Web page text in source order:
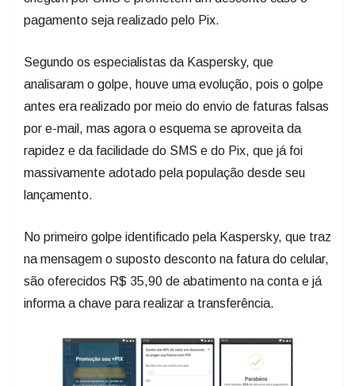
pagamento seja realizado pelo Pix.
Segundo os especialistas da Kaspersky, que
analisaram o golpe, houve uma evolução, pois o golpe
antes era realizado por meio do envio de faturas falsas
por e-mail, mas agora o esquema se aproveita da
rapidez e da facilidade do SMS e do Pix, que já foi
massivamente adotado pela população desde seu
lançamento.
No primeiro golpe identificado pela Kaspersky, que traz
na mensagem o suposto desconto na fatura do celular,
são oferecidos R$ 35,90 de abatimento na conta e já
informa a chave para realizar a transferência.